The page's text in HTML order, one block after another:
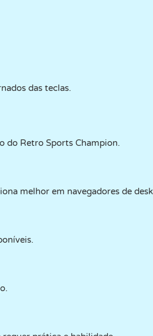
das teclas.
do Retro Sports Champion.
melhor em navegadores de